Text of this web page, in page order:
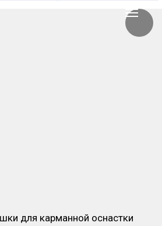
для карманной оснастки